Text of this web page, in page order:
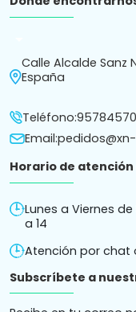
Calle Alcalde Sanz
España
Teléfono:
Email:
Horario de
Lunes a Viernes de
a 14
Atención por chat
Subscríbete a